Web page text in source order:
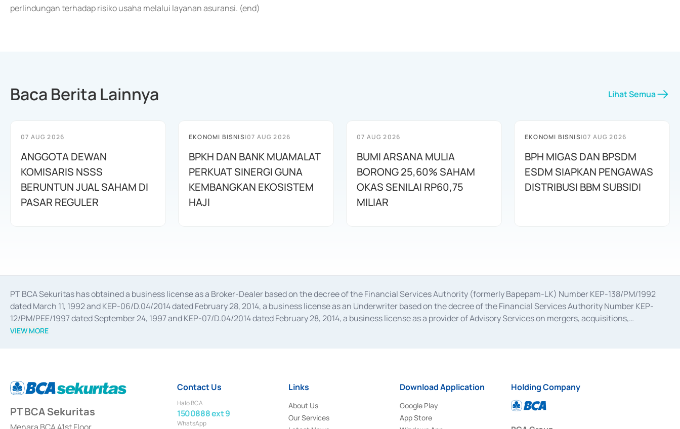
perlindungan terhadap risiko usaha melalui layanan asuransi. (end)
Baca Berita Lainnya Lihat Semua
07 AUG 2026
ANGGOTA DEWAN
KOMISARIS NSSS
BERUNTUN JUAL SAHAM DI
PASAR REGULER
EKONOMI BISNIS|07 AUG 2026
BPKH DAN BANK MUAMALAT
PERKUAT SINERGI GUNA
KEMBANGKAN EKOSISTEM
HAJI
07 AUG 2026
BUMI ARSANA MULIA
BORONG 25,60% SAHAM
OKAS SENILAI RP60,75
MILIAR
EKONOMI BISNIS|07 AUG 2026
BPH MIGAS DAN BPSDM
ESDM SIAPKAN PENGAWAS
DISTRIBUSI BBM SUBSIDI
PT BCA Sekuritas has obtained a business license as a Broker-Dealer based on the decree of the Financial Services Authority (formerly Bapepam-LK) Number KEP-138/PM/1992
dated March 11, 1992 and KEP-06/D.04/2014 dated February 28, 2014, a business license as an Underwriter based on the decree of the Financial Services Authority Number KEP-
12/PM/PEE/1997 dated September 24, 1997 and KEP-07/D.04/2014 dated February 28, 2014, a business license as a provider of Advisory Services on mergers, acquisitions,
divestments, and joint ventures based on the decree of the Financial Services Authority Number S-67/PM.21/2014 dated February 28, 2014, a business license as a provider of
Settlement of Commercial Paper Transactions whose license was issued in 2018.
VIEW MORE
PT BCA Sekuritas
Contact Us
Halo BCA
1500888 ext 9
WhatsApp
Links
About Us
Our Services
Download Application
Google Play
App Store
Holding Company